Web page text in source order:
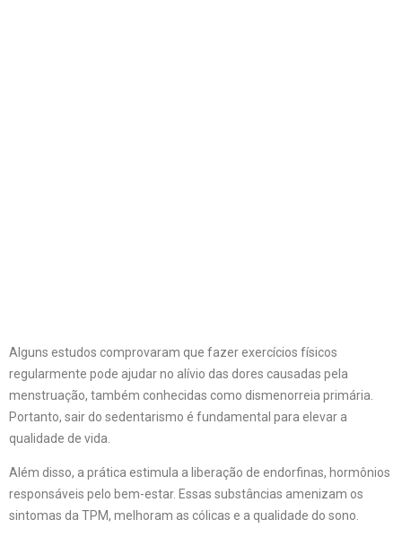
Alguns estudos comprovaram que fazer exercícios físicos
regularmente pode ajudar no alívio das dores causadas pela
menstruação, também conhecidas como dismenorreia primária.
Portanto, sair do sedentarismo é fundamental para elevar a
qualidade de vida.
Além disso, a prática estimula a liberação de endorfinas, hormônios
responsáveis pelo bem-estar. Essas substâncias amenizam os
sintomas da TPM, melhoram as cólicas e a qualidade do sono.